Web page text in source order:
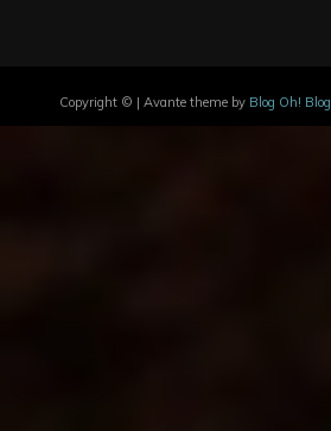
Copyright © | Avante theme by Blog Oh! Blog